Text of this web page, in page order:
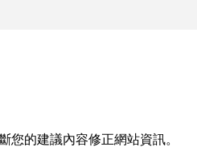
您的建議內容修正網站資訊。